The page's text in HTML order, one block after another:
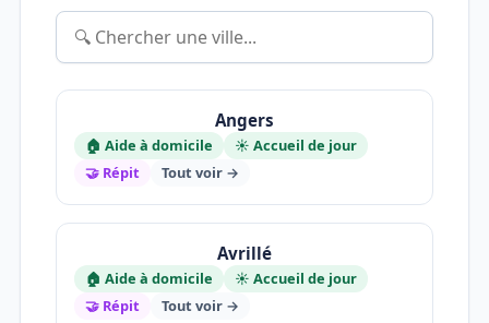
Angers
🏠 Aide à domicile
☀️ Accueil de jour
🤝 Répit
Tout voir →
Avrillé
🏠 Aide à domicile
☀️ Accueil de jour
🤝 Répit
Tout voir →